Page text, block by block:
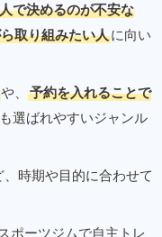
で決めるのが不安な
取り組みたい人に向い
や、
予約を入れることで
選ばれやすいジャンル
、時期や目的に合わせて
ポーツジムで自主トレ